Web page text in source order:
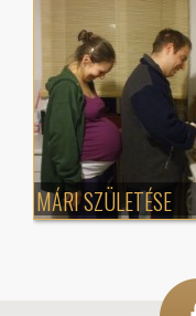
MÁRI SZÜLETÉSE